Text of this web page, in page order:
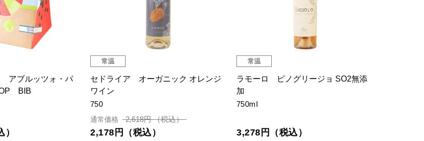
アブルッツォ・パ
BIB
常温
セドライア オーガニック オレンジ
ワイン
750
通常価格 2,618円 （税込）
2,178円（税込）
常温
ラモーロ ピノグリージョ SO2無添
加
750ml
3,278円（税込）